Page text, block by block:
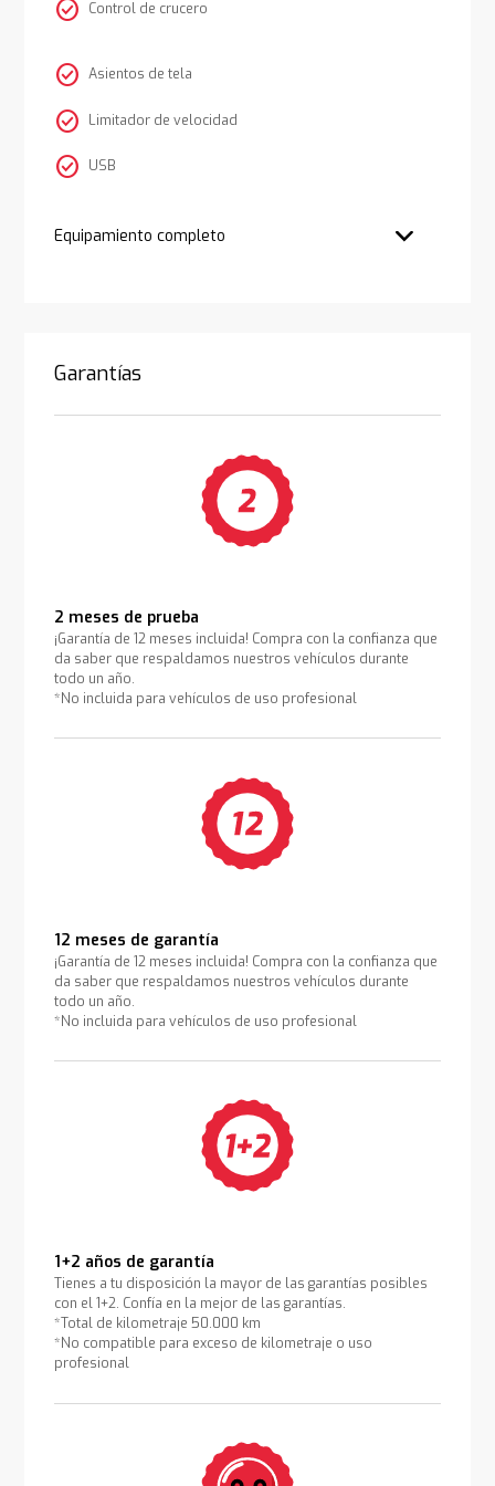
check_circle Control de crucero
check_circle Asientos de tela
check_circle Limitador de velocidad
check_circle USB
Equipamiento completo
Garantías
2 meses de prueba
¡Garantía de 12 meses incluida! Compra con la confianza que
da saber que respaldamos nuestros vehículos durante
todo un año.
*No incluida para vehículos de uso profesional
12 meses de garantía
¡Garantía de 12 meses incluida! Compra con la confianza que
da saber que respaldamos nuestros vehículos durante
todo un año.
*No incluida para vehículos de uso profesional
1+2 años de garantía
Tienes a tu disposición la mayor de las garantías posibles
con el 1+2. Confía en la mejor de las garantías.
*Total de kilometraje 50.000 km
*No compatible para exceso de kilometraje o uso
profesional